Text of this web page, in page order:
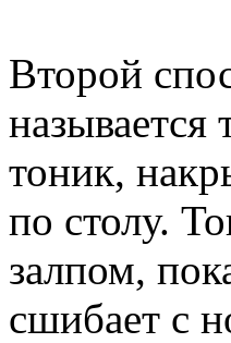
Второй
называется
тоник,
по столу.
залпом,
сшибает с